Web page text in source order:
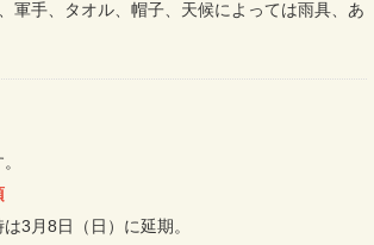
軍手、タオル、帽子、天候によっては雨具、あ
3月8日（日）に延期。